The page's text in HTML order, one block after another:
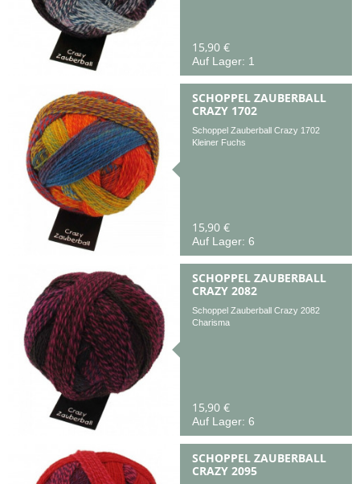
15,90 €
Auf Lager: 1
SCHOPPEL ZAUBERBALL
CRAZY 1702
Schoppel Zauberball Crazy 1702
Kleiner Fuchs
15,90 €
Auf Lager: 6
SCHOPPEL ZAUBERBALL
CRAZY 2082
Schoppel Zauberball Crazy 2082
Charisma
15,90 €
Auf Lager: 6
SCHOPPEL ZAUBERBALL
CRAZY 2095